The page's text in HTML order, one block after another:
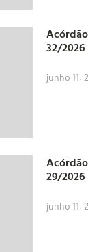
32/2026
junho 11,
29/2026
junho 11,